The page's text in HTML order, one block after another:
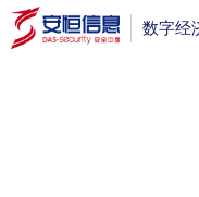
数字经